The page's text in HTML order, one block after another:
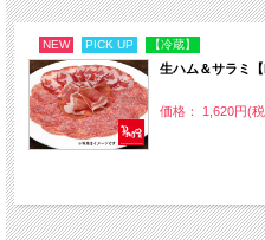
NEW PICK UP 【冷蔵】
生ハム＆サラミ
価格： 1,620円(